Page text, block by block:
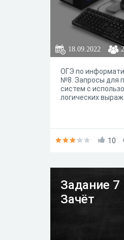
18.09.2022
ОГЭ по
№8. Запросы для
систем с
логических
10
Задание 7
Зачёт